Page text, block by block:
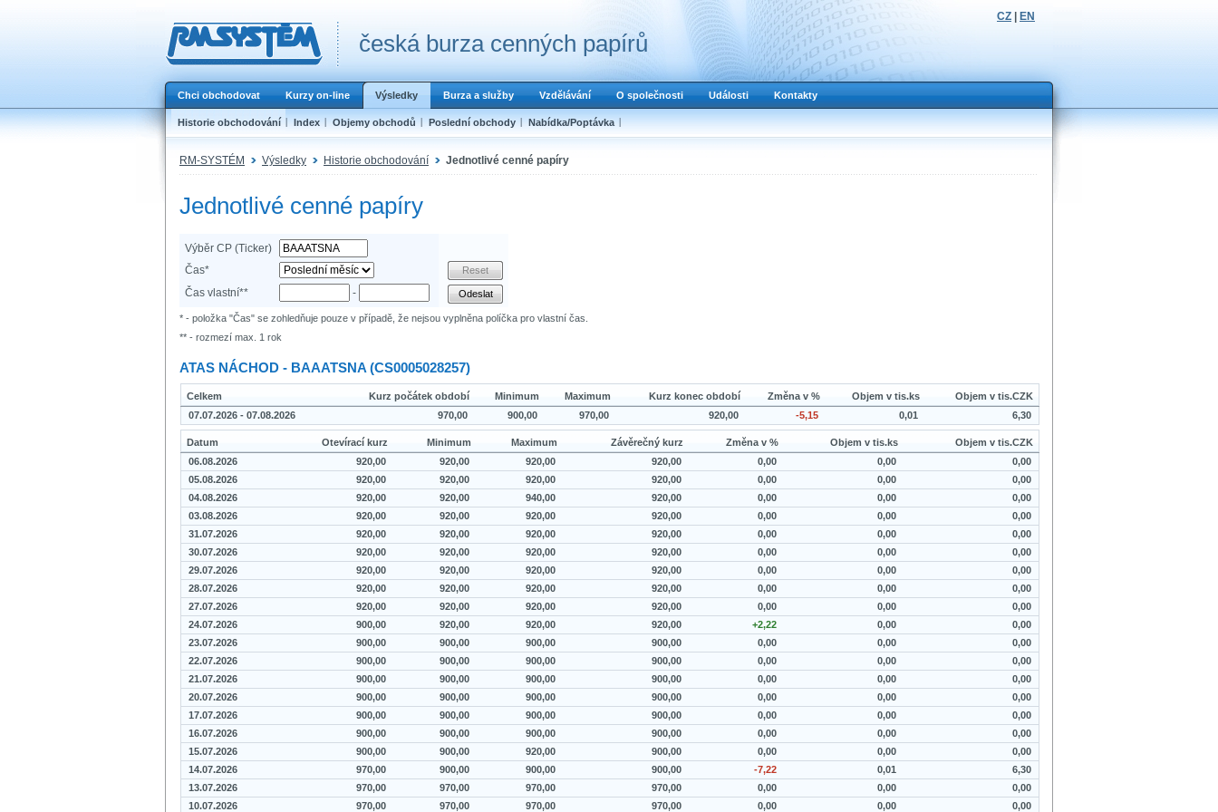
česká burza cenných papírů
CZ EN
Chci obchodovat Kurzy on-line Výsledky Burza a služby Vzdělávání O společnosti Události Kontakty
Historie obchodování Index Objemy obchodů Poslední obchody Nabídka/Poptávka
RM-SYSTÉM Výsledky Historie obchodování Jednotlivé cenné papíry
Jednotlivé cenné papíry
Výběr CP (Ticker)
Čas*
Čas vlastní**
-
* - položka "Čas" se zohledňuje pouze v případě, že nejsou vyplněna políčka pro vlastní čas.
** - rozmezí max. 1 rok
ATAS NÁCHOD - BAAATSNA (CS0005028257)
Celkem Kurz počátek období Minimum Maximum Kurz konec období Změna v % Objem v tis.ks
Objem v tis.CZK
07.07.2026 - 07.08.2026
970,00 900,00 970,00 920,00 -5,15 0,01 6,30
Datum Otevírací kurz Minimum Maximum Závěrečný kurz Změna v % Objem v tis.ks
Objem v tis.CZK
06.08.2026
920,00 920,00 920,00 920,00 0,00 0,00
0,00
05.08.2026
920,00 920,00 920,00 920,00 0,00 0,00
0,00
04.08.2026
920,00 920,00 940,00 920,00 0,00 0,00
0,00
03.08.2026
920,00 920,00 920,00 920,00 0,00 0,00
0,00
31.07.2026
920,00 920,00 920,00 920,00 0,00 0,00
0,00
30.07.2026
920,00 920,00 920,00 920,00 0,00 0,00
0,00
29.07.2026
920,00 920,00 920,00 920,00 0,00 0,00
0,00
28.07.2026
920,00 920,00 920,00 920,00 0,00 0,00
0,00
27.07.2026
920,00 920,00 920,00 920,00 0,00 0,00
0,00
24.07.2026
900,00 920,00 920,00 920,00 +2,22 0,00
0,00
23.07.2026
900,00 900,00 900,00 900,00 0,00 0,00
0,00
22.07.2026
900,00 900,00 900,00 900,00 0,00 0,00
0,00
21.07.2026
900,00 900,00 900,00 900,00 0,00 0,00
0,00
20.07.2026
900,00 900,00 900,00 900,00 0,00 0,00
0,00
17.07.2026
900,00 900,00 900,00 900,00 0,00 0,00
0,00
16.07.2026
900,00 900,00 900,00 900,00 0,00 0,00
0,00
15.07.2026
900,00 900,00 920,00 900,00 0,00 0,00
0,00
14.07.2026
970,00 900,00 900,00 900,00 -7,22 0,01
6,30
13.07.2026
970,00 970,00 970,00 970,00 0,00 0,00
0,00
10.07.2026
970,00 970,00 970,00 970,00 0,00 0,00 0,00